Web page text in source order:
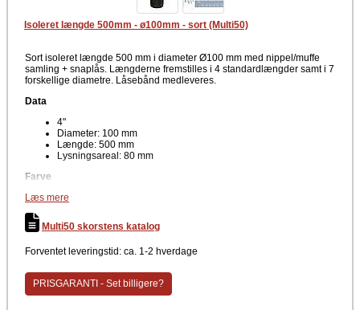
Isoleret længde 500mm - ø100mm - sort (Multi50)
Sort isoleret længde 500 mm i diameter Ø100 mm med nippel/muffe
samling + snaplås. Længderne fremstilles i 4 standardlængder samt i 7
forskellige diametre. Låsebånd medleveres.
Data
4"
Diameter: 100 mm
Længde: 500 mm
Lysningsareal: 80 mm
Farve
Sort
Det er muligt at sammebygge skorstenslængderne til enhver ønsket
totalhøjde. Skorstenen er lavet af rustfri stål og har en god CMS
Læs mere
Multi50 skorstens katalog
Forventet leveringstid: ca. 1-2 hverdage
PRISGARANTI - Set billigere?